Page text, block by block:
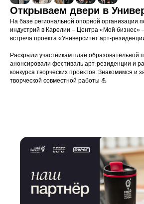
Открываем двери в
На базе региональной опорной организации
индустрий в Карелии – Центра «Мой бизнес»
встреча проекта «Университет арт-
Раскрыли участникам план образовательной
анонсировали фестиваль арт-резиденции и
конкурса творческих проектов. Знакомимся и
творческой совместной работы 💪